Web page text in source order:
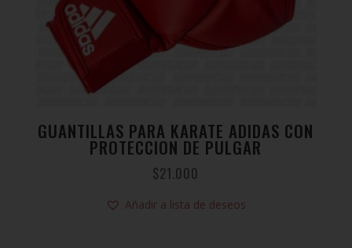
GUANTILLAS PARA KARATE ADIDAS CON
PROTECCION DE PULGAR
$21.000
Añadir a lista de deseos